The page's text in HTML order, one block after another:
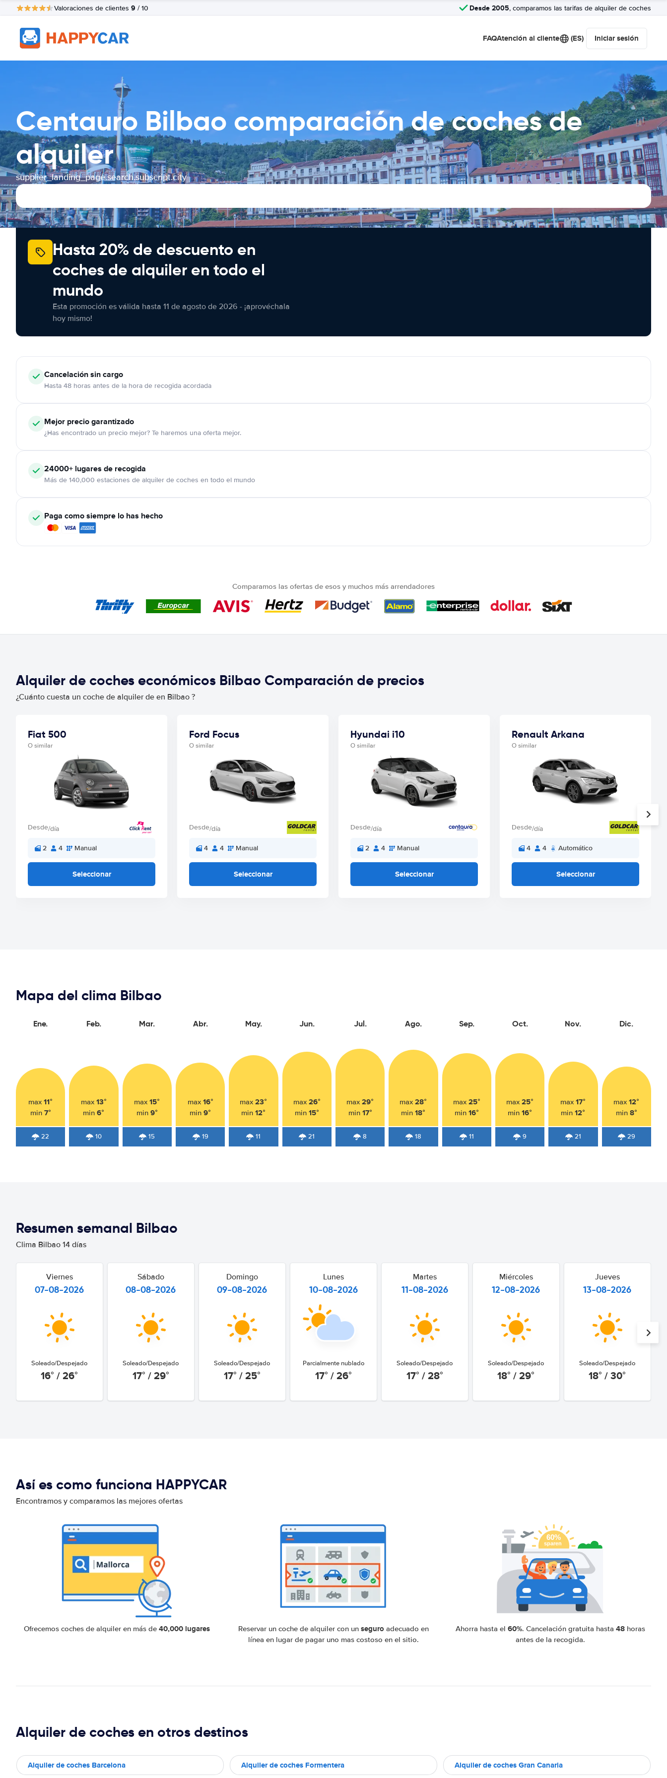
Valoraciones de clientes 9 / 10 Desde 2005, comparamos las tarifas de alquiler de coches
FAQAtención al cliente (ES) Iniciar sesión
Centauro Bilbao comparación de coches de
alquiler
supplier_landing_page.search.subscript.city
Hasta 20% de descuento en
coches de alquiler en todo el
mundo
Esta promoción es válida hasta 11 de agosto de 2026 - ¡aprovéchala
hoy mismo!
Cancelaciónsin cargo
Hasta 48 horas antes de la hora de recogida acordada
Mejor precio garantizado
¿Has encontrado un precio mejor? Te haremos una oferta mejor.
24000+ lugares de recogida
Más de 140,000 estaciones de alquiler de coches en todo el mundo
Paga como siempre lo has hecho
Comparamos las ofertas de esos y muchos más arrendadores
Alquiler de coches económicos Bilbao Comparación de precios
¿Cuánto cuesta un coche de alquiler de en Bilbao ?
Fiat 500
O similar
Desde/día
2 4 Manual
Seleccionar
Ford Focus
O similar
Desde/día
4 4 Manual
Seleccionar
Hyundai i10
O similar
Desde/día
2 4 Manual
Seleccionar
Renault Arkana
O similar
Desde/día
4 4 Automático
Seleccionar
Mapa del clima Bilbao
Ene.
max11°
min 7°
22
Feb.
max 13°
min6°
10
Mar.
max15°
min 9°
15
Abr.
max 16°
min9°
19
May.
max23°
min12°
11
Jun.
max 26°
min 15°
21
Jul.
max29°
min 17°
8
Ago.
max28°
min18°
18
Sep.
max 25°
min 16°
11
Oct.
max25°
min16°
9
Nov.
max17°
min12°
21
Dic.
max12°
min 8°
29
Resumen semanal Bilbao
Clima Bilbao 14 días
Viernes
07-08-2026
Soleado/Despejado
16° / 26°
Sábado
08-08-2026
Soleado/Despejado
17° / 29°
Domingo
09-08-2026
Soleado/Despejado
17° / 25°
Lunes
10-08-2026
Parcialmente nublado
17° / 26°
Martes
11-08-2026
Soleado/Despejado
17° / 28°
Miércoles
12-08-2026
Soleado/Despejado
18° / 29°
Jueves
13-08-2026
Soleado/Despejado
18° / 30°
Así es como funciona HAPPYCAR
Encontramos y comparamos las mejores ofertas
Ofrecemos coches de alquiler en más de 40,000 lugares Reservar un coche de alquiler con un seguro adecuado en
línea en lugar de pagar uno mas costoso en el sitio.
Ahorra hasta el 60%. Cancelación gratuita hasta 48horas
antes de la recogida.
Alquiler de coches en otros destinos
Alquiler de coches Barcelona Alquiler de coches Formentera Alquiler de coches Gran Canaria